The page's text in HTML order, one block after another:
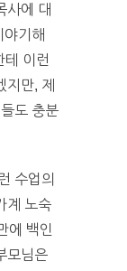
사에 대
야기해
테 이런
지만, 제
도 충분
수업의
계 노숙
에 백인
모님은